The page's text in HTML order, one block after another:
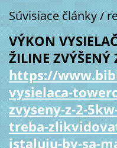
Súvisiace články /
VÝKON
ŽILINE
https://
vysielaca-
zvyseny-z-2-
treba-
istaluju-by-sa-